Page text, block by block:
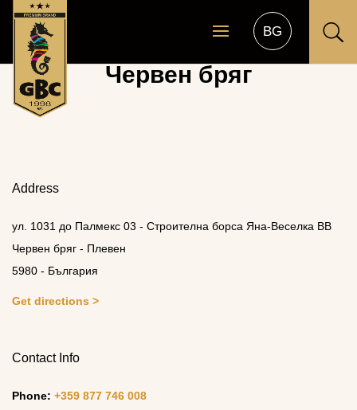
U
Червен бряг
Address
ул. 1031 до Палмекс 03 - Строителна борса Яна-Веселка ВВ
Червен бряг - Плевен
5980 - България
Get directions >
Contact Info
Phone: +359 877 746 008